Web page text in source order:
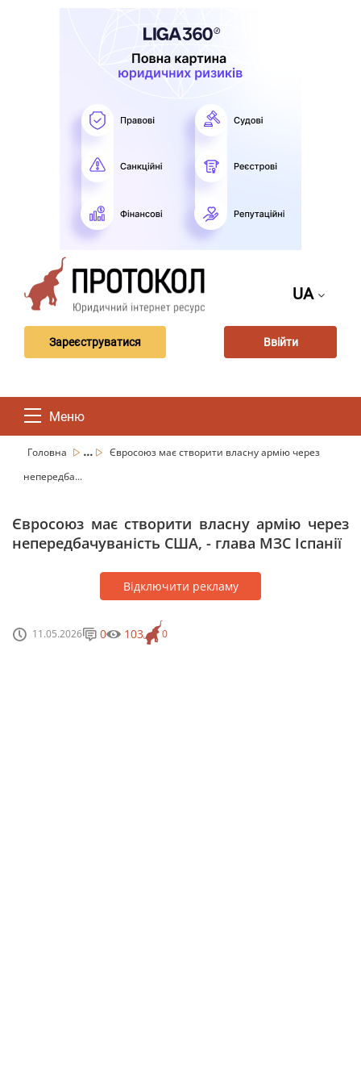
UA
Зареєструватися Ввійти
Меню
Головна ...
Євросоюз має створити власну армію через
непередба...
Євросоюз має створити власну армію через
непередбачуваність США, - глава МЗС Іспанії
Відключити рекламу
11.05.2026 0
0 103